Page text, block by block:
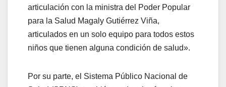
articulación con la ministra del Poder Popular
para la Salud Magaly Gutiérrez Viña,
articulados en un solo equipo para todos estos
niños que tienen alguna condición de salud».
Por su parte, el Sistema Público Nacional de